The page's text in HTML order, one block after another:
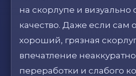
на скорлупе и визуально
качество. Даже если сам
хороший, грязная
впечатление
переработки и слабого